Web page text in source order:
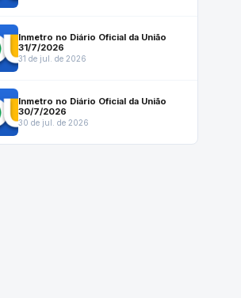
Inmetro no Diário Oficial da União
31/7/2026
31 de jul. de 2026
Inmetro no Diário Oficial da União
30/7/2026
30 de jul. de 2026